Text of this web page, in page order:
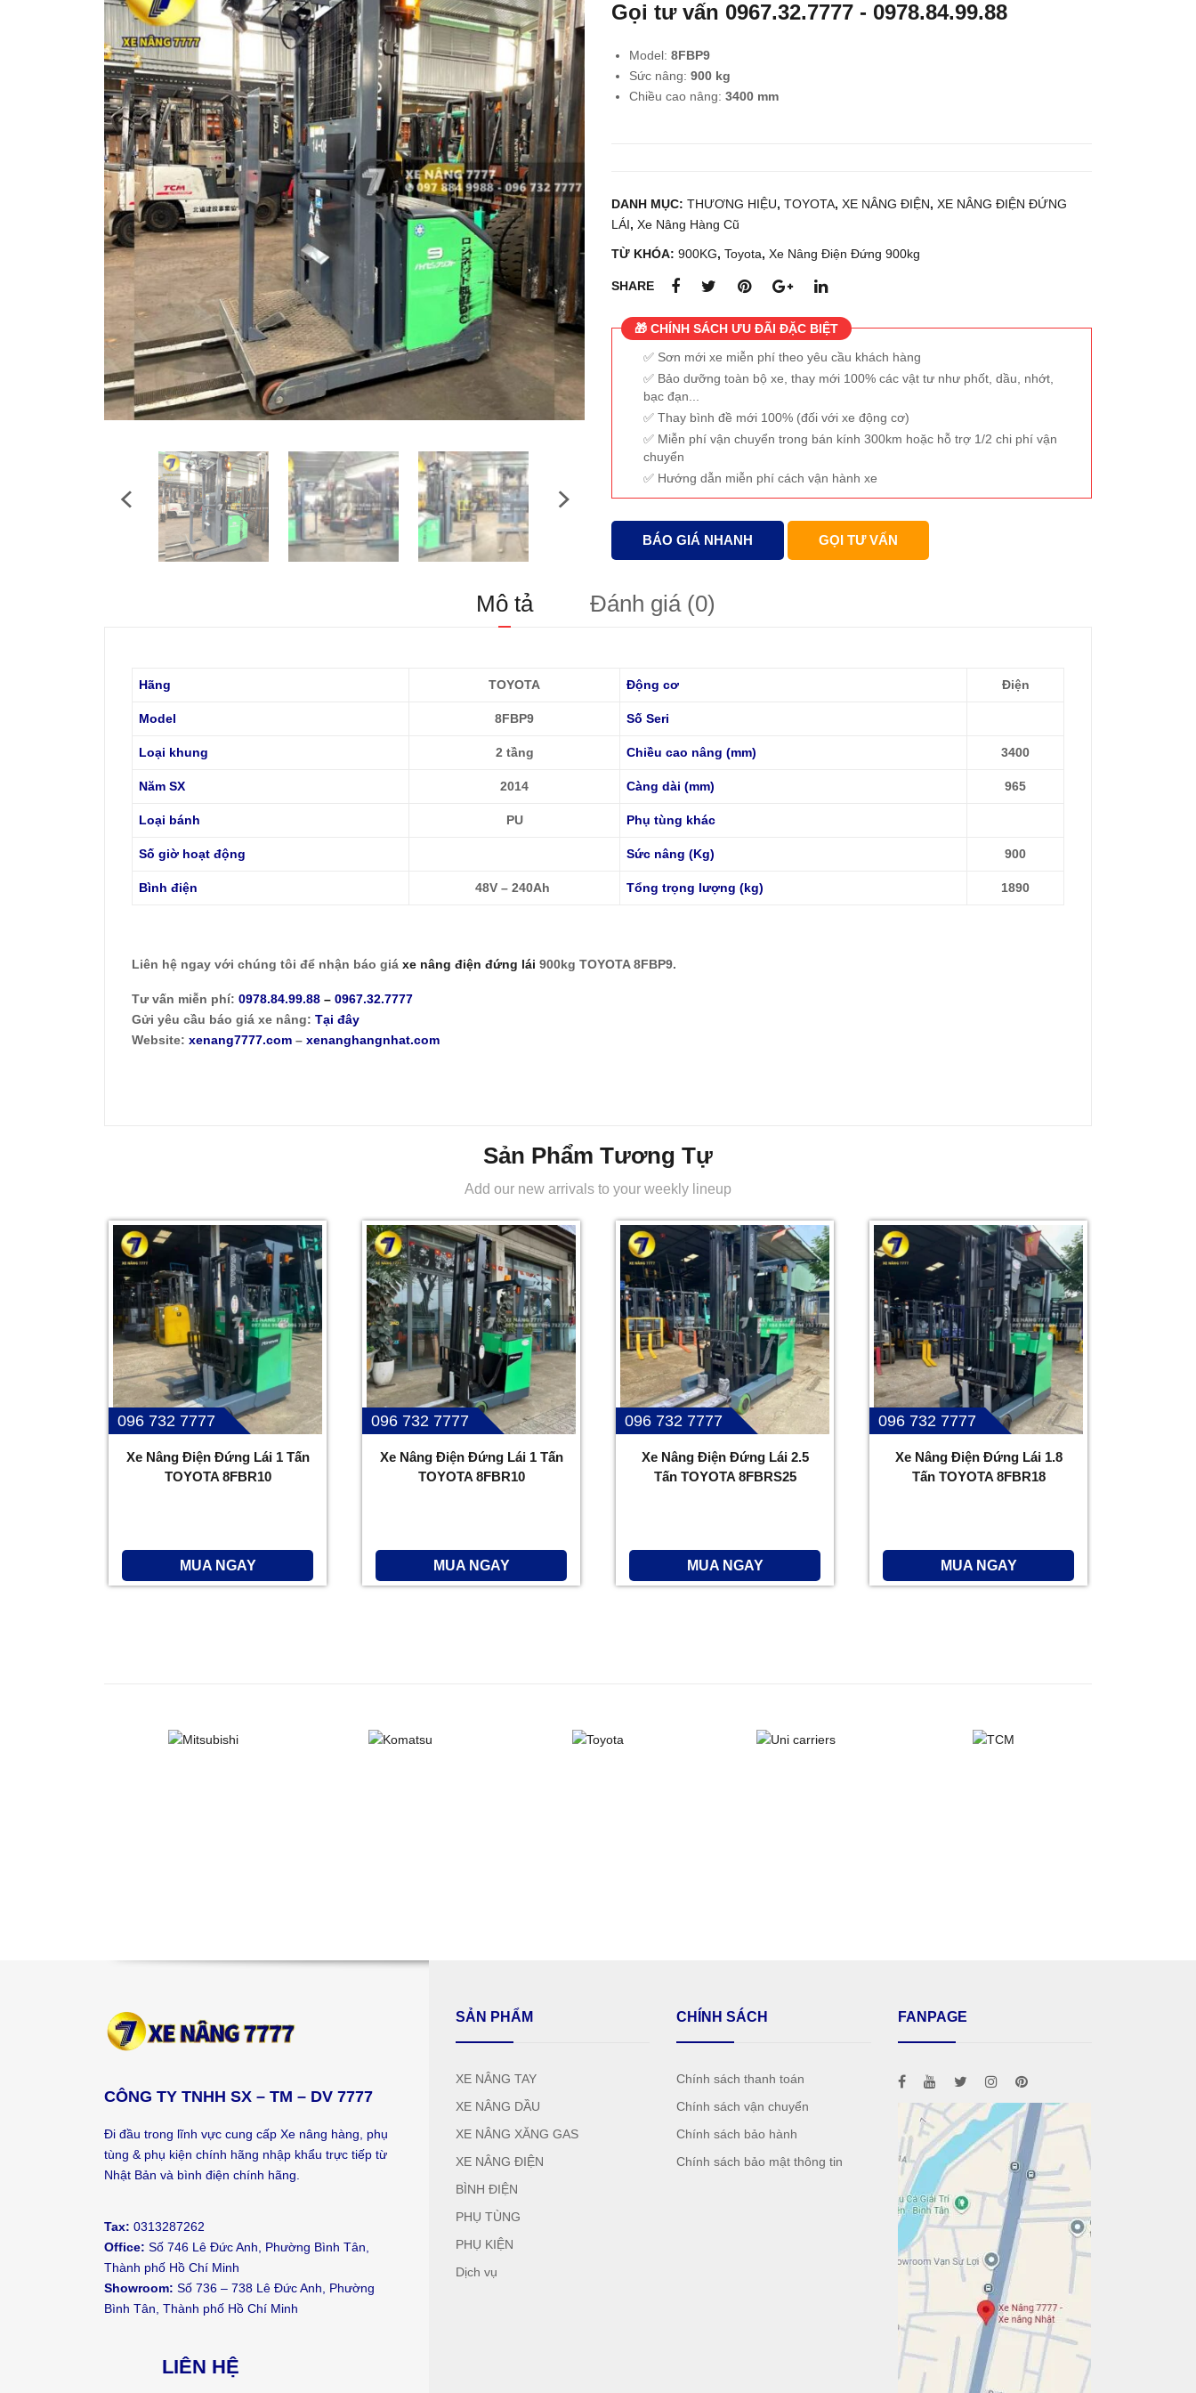
FH5
Gọi tư vấn 0967.32.7777 - 0978.84.99.88
Model: 8FBP9
Sức nâng: 900 kg
Chiều cao nâng: 3400 mm
DANH MỤC: THƯƠNG HIỆU, TOYOTA, XE NÂNG ĐIỆN, XE NÂNG ĐIỆN ĐỨNG
LÁI, Xe Nâng Hàng Cũ
TỪ KHÓA: 900KG, Toyota, Xe Nâng Điện Đứng 900kg
SHARE
🎁 CHÍNH SÁCH ƯU ĐÃI ĐẶC BIỆT
Sơn mới xe miễn phí theo yêu cầu khách hàng
Bảo dưỡng toàn bộ xe, thay mới 100% các vật tư như phốt, dầu, nhớt,
bạc đạn...
Thay bình đề mới 100% (đối với xe động cơ)
Miễn phí vận chuyển trong bán kính 300km hoặc hỗ trợ 1/2 chi phí vận
chuyển
Hướng dẫn miễn phí cách vận hành xe
BÁO GIÁ NHANH GỌI TƯ VẤN
Mô tả Đánh giá (0)
Hãng TOYOTA Động cơ Điện
Model 8FBP9 Số Seri
Loại khung 2 tầng Chiều cao nâng (mm) 3400
Năm SX 2014 Càng dài (mm) 965
Loại bánh PU Phụ tùng khác
Số giờ hoạt động Sức nâng (Kg) 900
Bình điện 48V – 240Ah Tổng trọng lượng (kg) 1890
Liên hệ ngay với chúng tôi để nhận báo giá xe nâng điện đứng lái 900kg TOYOTA 8FBP9.
Tư vấn miễn phí: 0978.84.99.88 – 0967.32.7777
Gửi yêu cầu báo giá xe nâng: Tại đây
Website: xenang7777.com – xenanghangnhat.com
Sản Phẩm Tương Tự
Add our new arrivals to your weekly lineup
096 732 7777
Xe Nâng Điện Đứng Lái 1 Tấn
TOYOTA 8FBR10
MUA NGAY
096 732 7777
Xe Nâng Điện Đứng Lái 1 Tấn
TOYOTA 8FBR10
MUA NGAY
096 732 7777
Xe Nâng Điện Đứng Lái 2.5
Tấn TOYOTA 8FBRS25
MUA NGAY
096 732 7777
Xe Nâng Điện Đứng Lái 1.8
Tấn TOYOTA 8FBR18
MUA NGAY
CÔNG TY TNHH SX – TM – DV 7777
Đi đầu trong lĩnh vực cung cấp Xe nâng hàng, phụ
tùng & phụ kiện chính hãng nhập khẩu trực tiếp từ
Nhật Bản và bình điện chính hãng.
Tax: 0313287262
Office: Số 746 Lê Đức Anh, Phường Bình Tân,
Thành phố Hồ Chí Minh
Showroom: Số 736 – 738 Lê Đức Anh, Phường
Bình Tân, Thành phố Hồ Chí Minh
LIÊN HỆ
SẢN PHẨM
XE NÂNG TAY
XE NÂNG DẦU
XE NÂNG XĂNG GAS
XE NÂNG ĐIỆN
BÌNH ĐIỆN
PHỤ TÙNG
PHỤ KIỆN
Dịch vụ
CHÍNH SÁCH
Chính sách thanh toán
Chính sách vận chuyển
Chính sách bảo hành
Chính sách bảo mật thông tin
FANPAGE